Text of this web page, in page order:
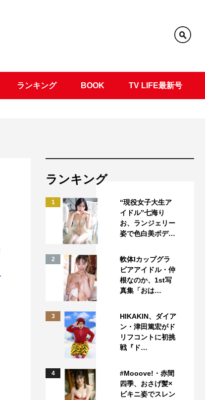
ランキング BOOK TV LIFE最新号
ランキング
1
“現役女子大生ア
イドル”七海り
お、ランジェリー
姿で色白美ボデ…
2
軟体Iカップグラ
ビアアイドル・仲
根なのか、1st写
真集「おは…
3
HIKAKIN、ダイア
ン・津田篤宏がド
リフコントに初挑
戦『ド…
4
#Mooove!・赤間
四季、おさげ髪×
ビキニ姿でスレン